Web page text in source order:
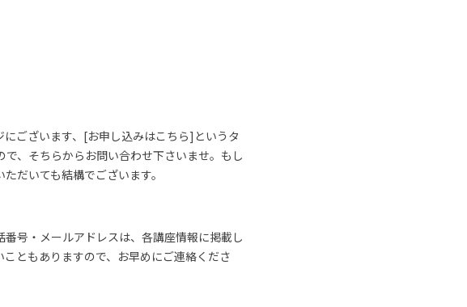
ございます、[お申し込みはこちら]というタ
、そちらからお問い合わせ下さいませ。もし
だいても結構でございます。
号・メールアドレスは、各講座情報に掲載し
ともありますので、お早めにご連絡くださ